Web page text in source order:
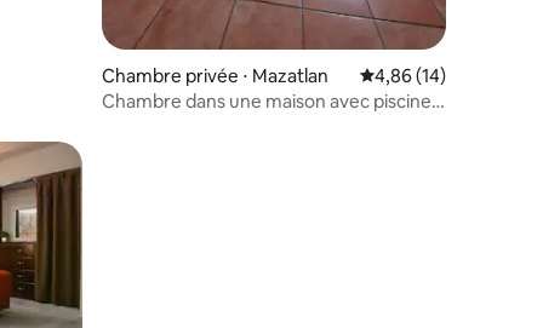
Chambre privée ⋅ Mazatlan Évaluation moyenne
4,86 (14)
Chambre dans une maison avec piscine à